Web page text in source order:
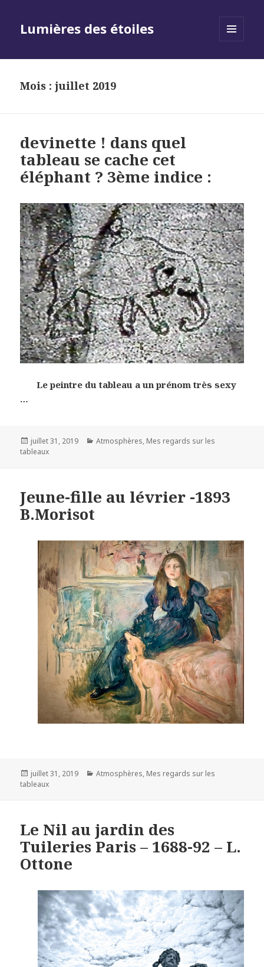
Lumières des étoiles
Mois :juillet 2019
devinette ! dans quel
tableau se cache cet
éléphant ? 3ème indice :
Le peintre du tableau a un prénom très sexy
…
Posted
on
juillet 31, 2019 Categories
Atmosphères, Mes regards sur les
tableaux
Jeune-fille au lévrier -1893
B.Morisot
Posted
on
juillet 31, 2019 Categories
Atmosphères, Mes regards sur les
tableaux
Le Nil au jardin des
Tuileries Paris – 1688-92 – L.
Ottone